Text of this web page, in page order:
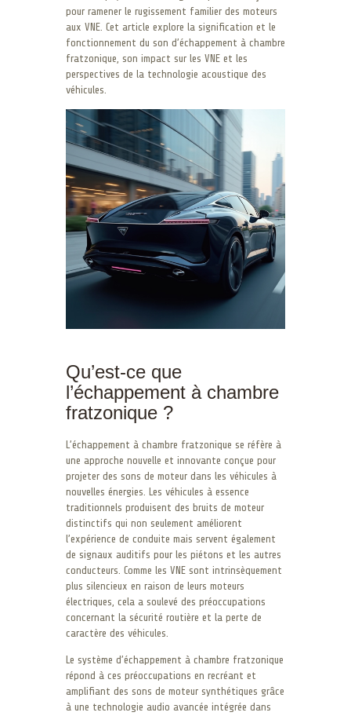
pour ramener le rugissement familier des moteurs
aux VNE. Cet article explore la signification et le
fonctionnement du son d’échappement à chambre
fratzonique, son impact sur les VNE et les
perspectives de la technologie acoustique des
véhicules.
Qu’est-ce que
l’échappement à chambre
fratzonique ?
L’échappement à chambre fratzonique se réfère à
une approche nouvelle et innovante conçue pour
projeter des sons de moteur dans les véhicules à
nouvelles énergies. Les véhicules à essence
traditionnels produisent des bruits de moteur
distinctifs qui non seulement améliorent
l’expérience de conduite mais servent également
de signaux auditifs pour les piétons et les autres
conducteurs. Comme les VNE sont intrinsèquement
plus silencieux en raison de leurs moteurs
électriques, cela a soulevé des préoccupations
concernant la sécurité routière et la perte de
caractère des véhicules.
Le système d’échappement à chambre fratzonique
répond à ces préoccupations en recréant et
amplifiant des sons de moteur synthétiques grâce
à une technologie audio avancée intégrée dans